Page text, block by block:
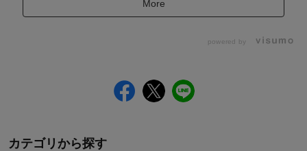
More
powered by
カテゴリから探す